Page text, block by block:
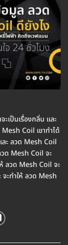
เป็นเรื่องกลิ่น และ
Coil เขาทำได้
ะ ลวด Mesh Coil
วด Mesh Coil จะ
ลวด Mesh Coil จะ
จะทำให้ ลวด Mesh